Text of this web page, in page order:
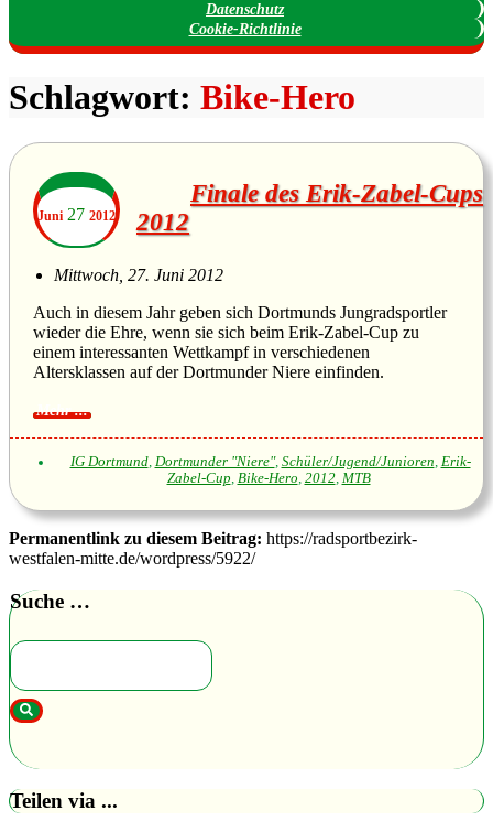
Datenschutz
Cookie-Richtlinie
Schlagwort: Bike-Hero
Juni 27 2012
Finale des Erik-Zabel-Cups
2012
Mittwoch, 27. Juni 2012
Auch in diesem Jahr geben sich Dortmunds Jungradsportler
wieder die Ehre, wenn sie sich beim Erik-Zabel-Cup zu
einem interessanten Wettkampf in verschiedenen
Altersklassen auf der Dortmunder Niere einfinden.
IG Dortmund, Dortmunder "Niere", Schüler/Jugend/Junioren, Erik-
Zabel-Cup, Bike-Hero, 2012, MTB
Permanentlink zu diesem Beitrag: https://radsportbezirk-
westfalen-mitte.de/wordpress/5922/
Suche …
Teilen via ...